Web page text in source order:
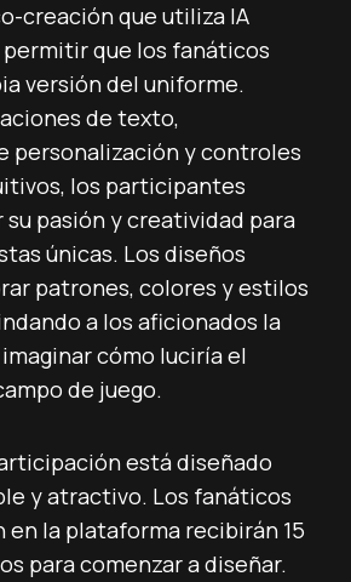
creación que utiliza IA
que los fanáticos
versión del uniforme.
de texto,
personalización y controles
los participantes
su pasión y creatividad para
únicas. Los diseños
patrones, colores y estilos
a los aficionados la
cómo luciría el
de juego.
está diseñado
y atractivo. Los fanáticos
en la plataforma recibirán 15
para comenzar a diseñar.